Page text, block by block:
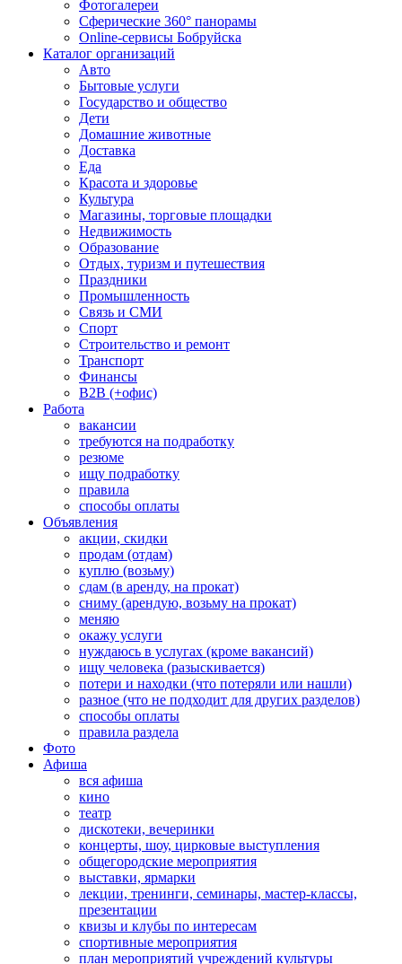
Фотогалереи
Сферические 360° панорамы
Online-сервисы Бобруйска
Каталог организаций
Авто
Бытовые услуги
Государство и общество
Дети
Домашние животные
Доставка
Еда
Красота и здоровье
Культура
Магазины, торговые площадки
Недвижимость
Образование
Отдых, туризм и путешествия
Праздники
Промышленность
Связь и СМИ
Спорт
Строительство и ремонт
Транспорт
Финансы
B2B (+офис)
Работа
вакансии
требуются на подработку
резюме
ищу подработку
правила
способы оплаты
Объявления
акции, скидки
продам (отдам)
куплю (возьму)
сдам (в аренду, на прокат)
сниму (арендую, возьму на прокат)
меняю
окажу услуги
нуждаюсь в услугах (кроме вакансий)
ищу человека (разыскивается)
потери и находки (что потеряли или нашли)
разное (что не подходит для других разделов)
способы оплаты
правила раздела
Фото
Афиша
вся афиша
кино
театр
дискотеки, вечеринки
концерты, шоу, цирковые выступления
общегородские мероприятия
выставки, ярмарки
лекции, тренинги, семинары, мастер-классы,
презентации
квизы и клубы по интересам
спортивные мероприятия
план мероприятий учреждений культуры